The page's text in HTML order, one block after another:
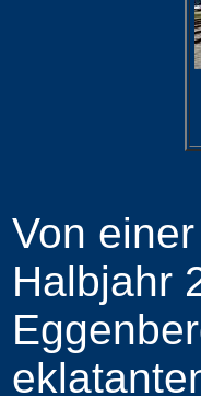
Von
Halbjahr